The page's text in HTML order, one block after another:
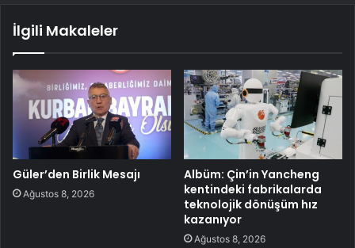
İlgili Makaleler
Güler’den Birlik Mesajı
Ağustos 8, 2026
Albüm: Çin’in Yancheng
kentindeki fabrikalarda
teknolojik dönüşüm hız
kazanıyor
Ağustos 8, 2026